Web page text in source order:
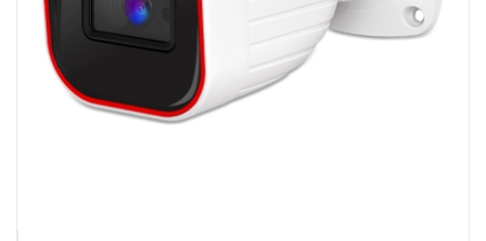
TERMOWIZYJNE
PANORAMICZNE